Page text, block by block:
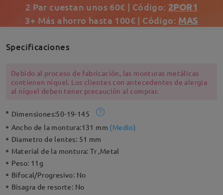
2 Par cuestan unos 60€ | Código: 2POR1
3+ Más ahorro hasta 100€ | Código: MAS
Specificaciones
Debido al proceso de fabricación, las monturas metálicas
contienen níquel. Los clientes con antecedentes de alergia
al níquel deben tener precaución al comprar.
Dimensiones:50-19-145
Ancho de la montura:131 mm (Medio)
Diametro de lentes: 51 mm
Material de la montura:Tr ,Metal
Peso: 11g
Bifocal/Progresivo: No
Bisagra de resorte: No